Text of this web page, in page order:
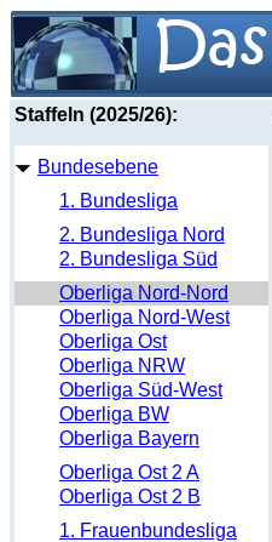
Staffeln (2025/26):
Bundesebene
1. Bundesliga
2. Bundesliga Nord
2. Bundesliga Süd
Oberliga Nord-Nord
Oberliga Nord-West
Oberliga Ost
Oberliga NRW
Oberliga Süd-West
Oberliga BW
Oberliga Bayern
Oberliga Ost 2 A
Oberliga Ost 2 B
1. Frauenbundesliga